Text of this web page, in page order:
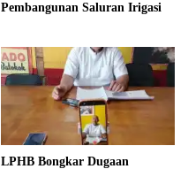
Pembangunan Saluran Irigasi
LPHB Bongkar Dugaan